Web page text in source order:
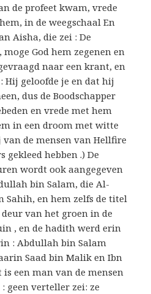
de profeet kwam, vrede
in de weegschaal En
Aisha, die zei : De
moge God hem zegenen en
naar een krant, en
Hij geloofde je en dat hij
dus de Boodschapper
en vrede met hem
in een droom met witte
de mensen van Hellfire
gekleed hebben .) De
wordt ook aangegeven
bin Salam, die Al-
en hem zelfs de titel
deur van het groen in de
, en de hadith werd erin
: Abdullah bin Salam
Saad bin Malik en Ibn
is een man van de mensen
geen verteller zei: ze